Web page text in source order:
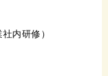
内研修）